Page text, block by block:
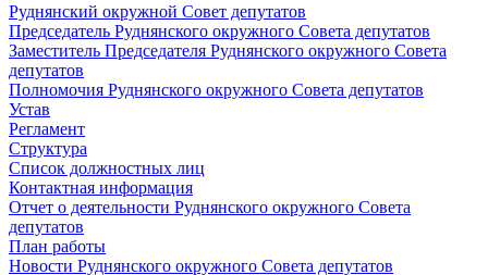
Руднянский окружной Совет депутатов
Председатель Руднянского окружного Совета депутатов
Заместитель Председателя Руднянского окружного Совета
депутатов
Полномочия Руднянского окружного Совета депутатов
Устав
Регламент
Структура
Список должностных лиц
Контактная информация
Отчет о деятельности Руднянского окружного Совета
депутатов
План работы
Новости Руднянского окружного Совета депутатов